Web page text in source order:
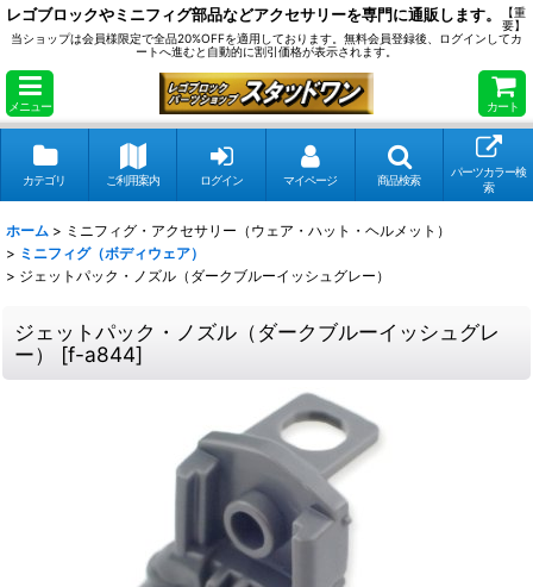
レゴブロックやミニフィグ部品などアクセサリーを専門に通販します。
【重
要】
当ショップは会員様限定で全品20%OFFを適用しております。無料会員登録後、ログインしてカ
ートへ進むと自動的に割引価格が表示されます。
メニュー カート
カテゴリ ご利用案内 ログイン マイページ 商品検索
パーツカラー検
索
ホーム > ミニフィグ・アクセサリー（ウェア・ハット・ヘルメット）
> ミニフィグ（ボディウェア）
> ジェットパック・ノズル（ダークブルーイッシュグレー）
ジェットパック・ノズル（ダークブルーイッシュグレ
ー）
[f-a844]